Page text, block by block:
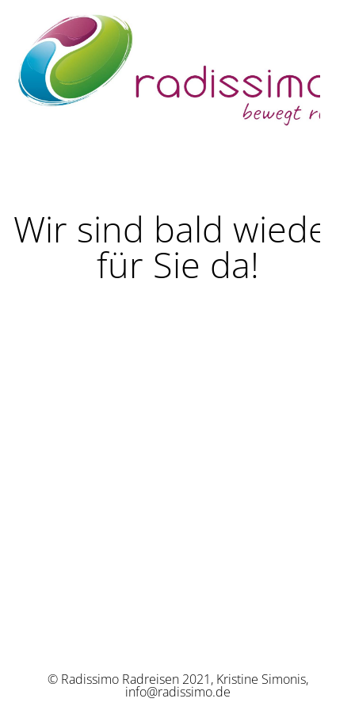
Wir sind bald wieder
für Sie da!
© Radissimo Radreisen 2021, Kristine Simonis,
info@radissimo.de